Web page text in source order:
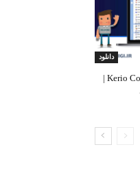
دانلود
Kerio Control 9.5.0 + Patch p1/p2/p3 |